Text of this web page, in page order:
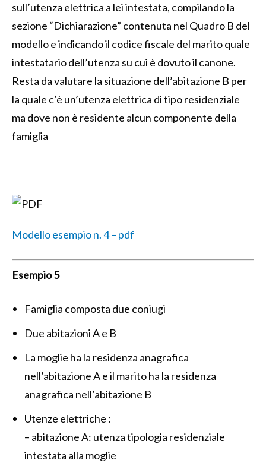
sull’utenza elettrica a lei intestata, compilando la
sezione “Dichiarazione” contenuta nel Quadro B del
modello e indicando il codice fiscale del marito quale
intestatario dell’utenza su cui è dovuto il canone.
Resta da valutare la situazione dell’abitazione B per
la quale c’è un’utenza elettrica di tipo residenziale
ma dove non è residente alcun componente della
famiglia
Modello esempio n. 4 – pdf
Esempio 5
Famiglia composta due coniugi
Due abitazioni A e B
La moglie ha la residenza anagrafica
nell’abitazione A e il marito ha la residenza
anagrafica nell’abitazione B
Utenze elettriche :
– abitazione A: utenza tipologia residenziale
intestata alla moglie